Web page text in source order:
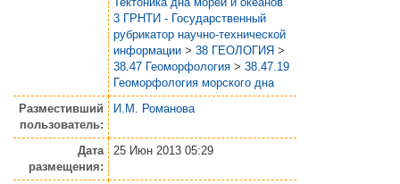
3 ГРНТИ - Государственный
рубрикатор научно-технической
информации > 38 ГЕОЛОГИЯ >
38.47 Геоморфология > 38.47.19
Геоморфология морского дна
Разместивший
пользователь:
И.М. Романова
Дата
размещения:
25 Июн 2013 05:29